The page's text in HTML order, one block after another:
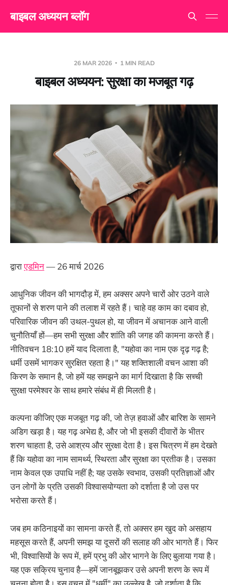
बाइबल अध्ययन ब्लॉग
26 MAR 2026 1 MIN READ
बाइबल अध्ययन: सुरक्षा का मजबूत गढ़
द्वाराएडमिन— 26 मार्च 2026
आधुनिक जीवन की भागदौड़ में, हम अक्सर अपने चारों ओर उठने वाले
तूफानों से शरण पाने की तलाश में रहते हैं। चाहे वह काम का दबाव हो,
परिवारिक जीवन की उथल-पुथल हो, या जीवन में अचानक आने वाली
चुनौतियाँ हों—हम सभी सुरक्षा और शांति की जगह की कामना करते हैं।
नीतिवचन 18:10 हमें याद दिलाता है, "यहोवा का नाम एक दृढ़ गढ़ है;
धर्मी उसमें भागकर सुरक्षित रहता है।" यह शक्तिशाली वचन आशा की
किरण के समान है, जो हमें यह समझने का मार्ग दिखाता है कि सच्ची
सुरक्षा परमेश्वर के साथ हमारे संबंध में ही मिलती है।
कल्पना कीजिए एक मजबूत गढ़ की, जो तेज़ हवाओं और बारिश के सामने
अडिग खड़ा है। यह गढ़ अभेद्य है, और जो भी इसकी दीवारों के भीतर
शरण चाहता है, उसे आश्रय और सुरक्षा देता है। इस चित्रण में हम देखते
हैं कि यहोवा का नाम सामर्थ्य, स्थिरता और सुरक्षा का प्रतीक है। उसका
नाम केवल एक उपाधि नहीं है; यह उसके स्वभाव, उसकी प्रतिज्ञाओं और
उन लोगों के प्रति उसकी विश्वासयोग्यता को दर्शाता है जो उस पर
भरोसा करते हैं।
जब हम कठिनाइयों का सामना करते हैं, तो अक्सर हम खुद को असहाय
महसूस करते हैं, अपनी समझ या दूसरों की सलाह की ओर भागते हैं। फिर
भी, विश्वासियों के रूप में, हमें प्रभु की ओर भागने के लिए बुलाया गया है।
यह एक सक्रिय चुनाव है—हमें जानबूझकर उसे अपनी शरण के रूप में